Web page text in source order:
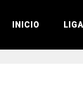
INICIO